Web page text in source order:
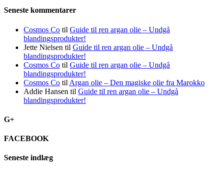
Seneste kommentarer
Cosmos Co til Guide til ren argan olie – Undgå
blandingsprodukter!
Jette Nielsen til Guide til ren argan olie – Undgå
blandingsprodukter!
Cosmos Co til Guide til ren argan olie – Undgå
blandingsprodukter!
Cosmos Co til Argan olie – Den magiske olie fra Marokko
Addie Hansen til Guide til ren argan olie – Undgå
blandingsprodukter!
G+
FACEBOOK
Seneste indlæg